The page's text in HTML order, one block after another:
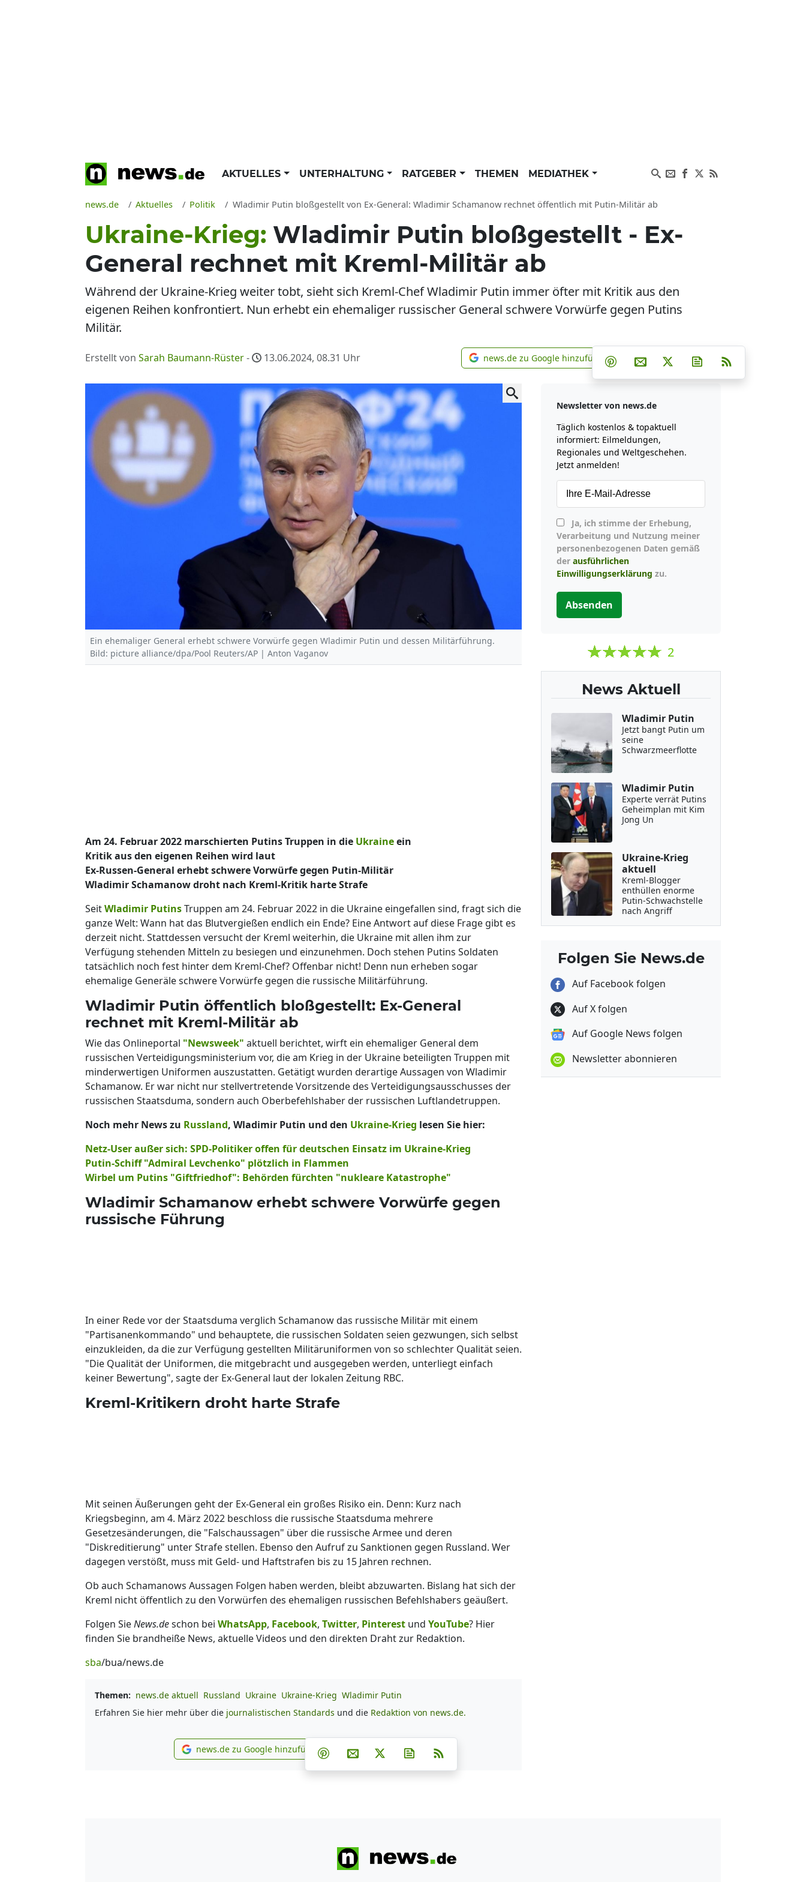
AKTUELLES UNTERHALTUNG RATGEBER THEMEN MEDIATHEK
news.de Aktuelles Politik Wladimir Putin bloßgestellt von Ex-General: Wladimir Schamanow rechnet öffentlich mit Putin-Militär ab
Ukraine-Krieg: Wladimir Putin bloßgestellt - Ex-
General rechnet mit Kreml-Militär ab
Während der Ukraine-Krieg weiter tobt, sieht sich Kreml-Chef Wladimir Putin immer öfter mit Kritik aus den
eigenen Reihen konfrontiert. Nun erhebt ein ehemaliger russischer General schwere Vorwürfe gegen Putins
Militär.
Erstellt von Sarah Baumann-Rüster- 13.06.2024, 08.31 Uhr news.de zu Google hinzufügen
news.de zu Google hinzufügen Teilen auf Facebook
Teilen auf Whatsapp
Teilen auf Telegram
Teilen auf Pinterest
Per E-Mail teilen
Post auf XNewsletter
Ein ehemaliger General erhebt schwere Vorwürfe gegen Wladimir Putin und dessen Militärführung.
Bild: picture alliance/dpa/Pool Reuters/AP | Anton Vaganov
Am 24. Februar 2022 marschierten Putins Truppen in die Ukraineein
Kritik aus den eigenen Reihen wird laut
Ex-Russen-General erhebt schwere Vorwürfe gegen Putin-Militär
Wladimir Schamanow droht nach Kreml-Kritik harte Strafe
SeitWladimir PutinsTruppen am 24. Februar 2022 in die Ukraine eingefallen sind, fragt sich die
ganze Welt: Wann hat das Blutvergießen endlich ein Ende? Eine Antwort auf diese Frage gibt es
derzeit nicht. Stattdessen versucht der Kreml weiterhin, die Ukraine mit allen ihm zur
Verfügung stehenden Mitteln zu besiegen und einzunehmen. Doch stehen Putins Soldaten
tatsächlich noch fest hinter dem Kreml-Chef? Offenbar nicht! Denn nun erheben sogar
ehemalige Generäle schwere Vorwürfe gegen die russische Militärführung.
Wladimir Putin öffentlich bloßgestellt: Ex-General
rechnet mit Kreml-Militär ab
Wie das Onlineportal "Newsweek" aktuell berichtet, wirft ein ehemaliger General dem
russischen Verteidigungsministerium vor, die am Krieg in der Ukraine beteiligten Truppen mit
minderwertigen Uniformen auszustatten. Getätigt wurden derartige Aussagen von Wladimir
Schamanow. Er war nicht nur stellvertretende Vorsitzende des Verteidigungsausschusses der
russischen Staatsduma, sondern auch Oberbefehlshaber der russischen Luftlandetruppen.
Noch mehr News zu Russland, Wladimir Putin und den Ukraine-Krieg lesen Sie hier:
Netz-User außer sich: SPD-Politiker offen für deutschen Einsatz im Ukraine-Krieg
Putin-Schiff "Admiral Levchenko" plötzlich in Flammen
Wirbel um Putins "Giftfriedhof": Behörden fürchten "nukleare Katastrophe"
Wladimir Schamanow erhebt schwere Vorwürfe gegen
russische Führung
In einer Rede vor der Staatsduma verglich Schamanow das russische Militär mit einem
"Partisanenkommando" und behauptete, die russischen Soldaten seien gezwungen, sich selbst
einzukleiden, da die zur Verfügung gestellten Militäruniformen von so schlechter Qualität seien.
"Die Qualität der Uniformen, die mitgebracht und ausgegeben werden, unterliegt einfach
keiner Bewertung", sagte der Ex-General laut der lokalen Zeitung RBC.
Kreml-Kritikern droht harte Strafe
Mit seinen Äußerungen geht der Ex-General ein großes Risiko ein. Denn: Kurz nach
Kriegsbeginn, am 4. März 2022 beschloss die russische Staatsduma mehrere
Gesetzesänderungen, die "Falschaussagen" über die russische Armee und deren
"Diskreditierung" unter Strafe stellen. Ebenso den Aufruf zu Sanktionen gegen Russland. Wer
dagegen verstößt, muss mit Geld- und Haftstrafen bis zu 15 Jahren rechnen.
Ob auch Schamanows Aussagen Folgen haben werden, bleibt abzuwarten. Bislang hat sich der
Kreml nicht öffentlich zu den Vorwürfen des ehemaligen russischen Befehlshabers geäußert.
Folgen SieNews.deschon bei WhatsApp, Facebook, Twitter, Pinterest und YouTube? Hier
finden Sie brandheiße News, aktuelle Videos und den direkten Draht zur Redaktion.
sba/bua/news.de
Themen: news.de aktuell Russland Ukraine Ukraine-Krieg Wladimir Putin
Erfahren Sie hier mehr über die journalistischen Standards und die Redaktion von news.de.
news.de zu Google hinzufügen
news.de zu Google hinzufügen Teilen auf Facebook
Teilen auf Whatsapp
Teilen auf Telegram
Teilen auf Pinterest
Per E-Mail teilen
Post auf XNewsletter abonnieren
Newsletter von news.de
Täglich kostenlos & topaktuell
informiert: Eilmeldungen,
Regionales und Weltgeschehen.
Jetzt anmelden!
Verarbeitung und Nutzung meiner
personenbezogenen Daten gemäß
der ausführlichen
Einwilligungserklärung zu.
Absenden
2
News Aktuell
Wladimir Putin
Jetzt bangt Putin um
seine
Schwarzmeerflotte
Wladimir Putin
Experte verrät Putins
Geheimplan mit Kim
Jong Un
Ukraine-Krieg
aktuell
Kreml-Blogger
enthüllen enorme
Putin-Schwachstelle
nach Angriff
Folgen Sie News.de
Auf Facebook folgen
Auf X folgen
Auf Google News folgen
Newsletter abonnieren